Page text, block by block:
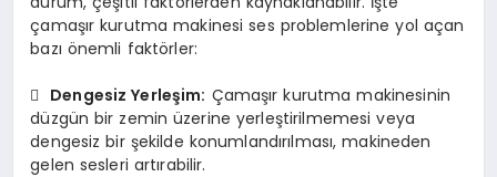
çamaşır kurutma makinesi ses problemlerine yol açan
bazı önemli faktörler:
 Dengesiz Yerleşim: Çamaşır kurutma makinesinin
düzgün bir zemin üzerine yerleştirilmemesi veya
dengesiz bir şekilde konumlandırılması, makineden
gelen sesleri artırabilir.